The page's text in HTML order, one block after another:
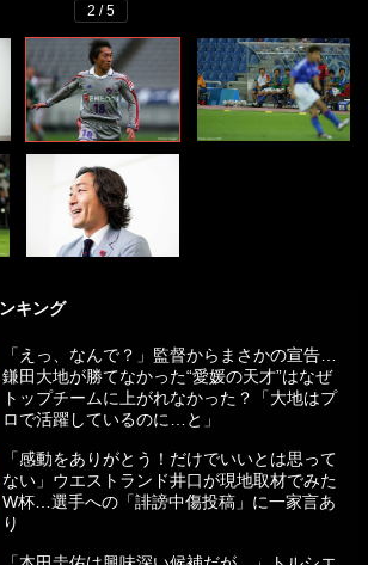
2 / 5
キング
「えっ、なんで？」監督からまさかの宣告…
鎌田大地が勝てなかった“愛媛の天才”はなぜ
トップチームに上がれなかった？「大地はプ
ロで活躍しているのに…と」
「感動をありがとう！だけでいいとは思って
ない」ウエストランド井口が現地取材でみた
W杯…選手への「誹謗中傷投稿」に一家言あ
り